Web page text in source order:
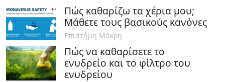
Πώς καθαρίζω τα χέρια μου;
Μάθετε τους βασικούς κανόνες
Επιστήμη Μάκρη
Πώς να καθαρίσετε το
ενυδρείο και το φίλτρο του
ενυδρείου